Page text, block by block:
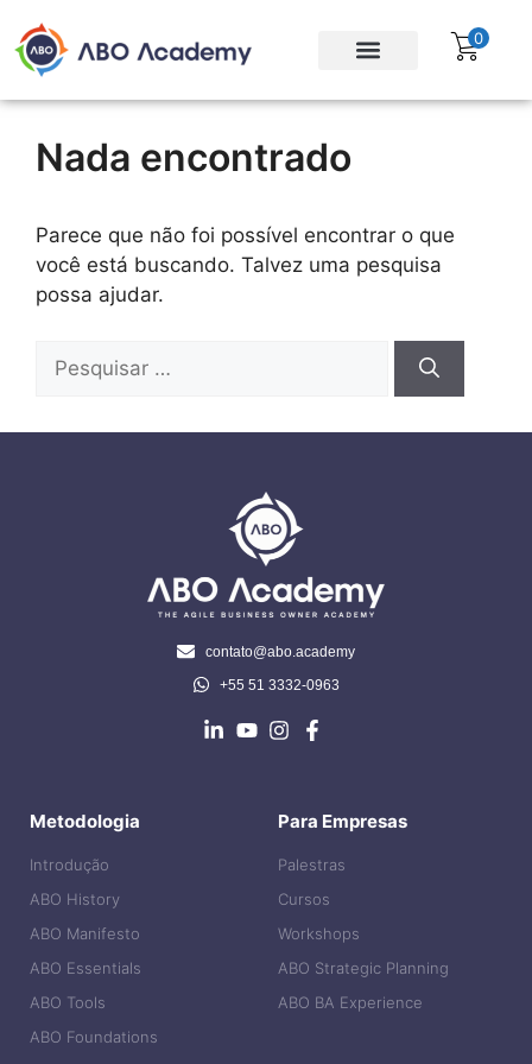
0
Nada encontrado
Parece que não foi possível encontrar o que
você está buscando. Talvez uma pesquisa
possa ajudar.
contato@abo.academy
+55 51 3332-0963
Metodologia
Introdução
ABO History
ABO Manifesto
ABO Essentials
ABO Tools
ABO Foundations
Para Empresas
Palestras
Cursos
Workshops
ABO Strategic Planning
ABO BA Experience